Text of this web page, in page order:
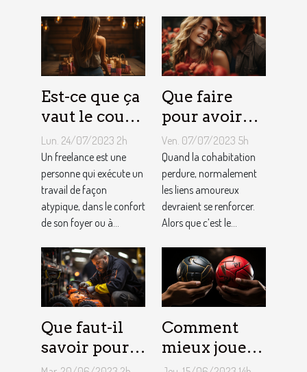
Est-ce que ça
vaut le coup
de devenir
indépendant
?
Lun. 24/07/2023 2h
Un freelance est une
personne qui exécute un
travail de façon
atypique, dans le confort
de son foyer ou à...
Que faire
pour avoir
toujours la
vie rose en
couple ?
Ven. 07/07/2023 5h
Quand la cohabitation
perdure, normalement
les liens amoureux
devraient se renforcer.
Alors que c’est le...
Que faut-il
savoir pour
un meilleur
Comment
mieux jouer
pour gagner